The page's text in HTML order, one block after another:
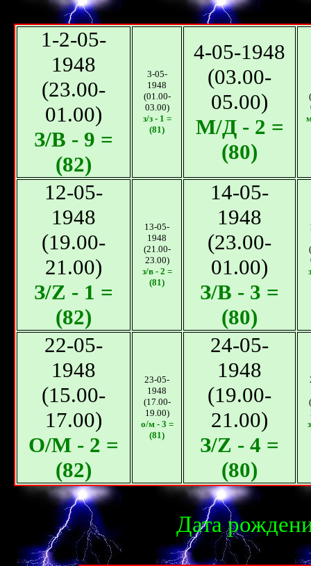
1-2-05-
1948
(23.00-
01.00)
З/B - 9 =
(82)
3-05-
1948
(01.00-
03.00)
з/з - 1 =
(81)
4-05-1948
(03.00-
05.00)
М/Д - 2 =
(80)
12-05-
1948
(19.00-
21.00)
З/Z - 1 =
(82)
13-05-
1948
(21.00-
23.00)
з/в - 2 =
(81)
14-05-
1948
(23.00-
01.00)
З/B - 3 =
(80)
22-05-
1948
(15.00-
17.00)
О/M - 2 =
(82)
23-05-
1948
(17.00-
19.00)
о/м - 3 =
(81)
24-05-
1948
(19.00-
21.00)
З/Z - 4 =
(80)
Дата